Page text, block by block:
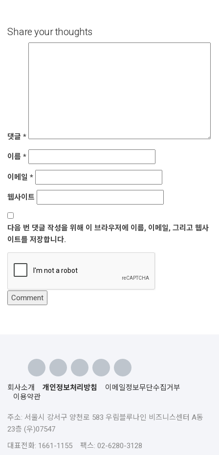
Share your thoughts
댓글 *
이름 *
이메일 *
웹사이트
다음 번 댓글 작성을 위해 이 브라우저에 이름, 이메일, 그리고 웹사
이트를 저장합니다.
회사소개 개인정보처리방침
이메일정보무단수집거부
이용약관
주소: 서울시 강서구 양천로 583 우림블루나인 비즈니스센터 A동
23층 (우)07547
대표전화: 1661-1155 팩스: 02-6280-3128